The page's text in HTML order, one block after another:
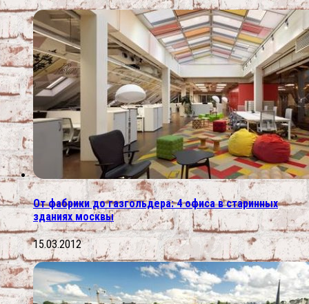
От фабрики до газгольдера: 4 офиса в старинных
зданиях москвы
15.03.2012